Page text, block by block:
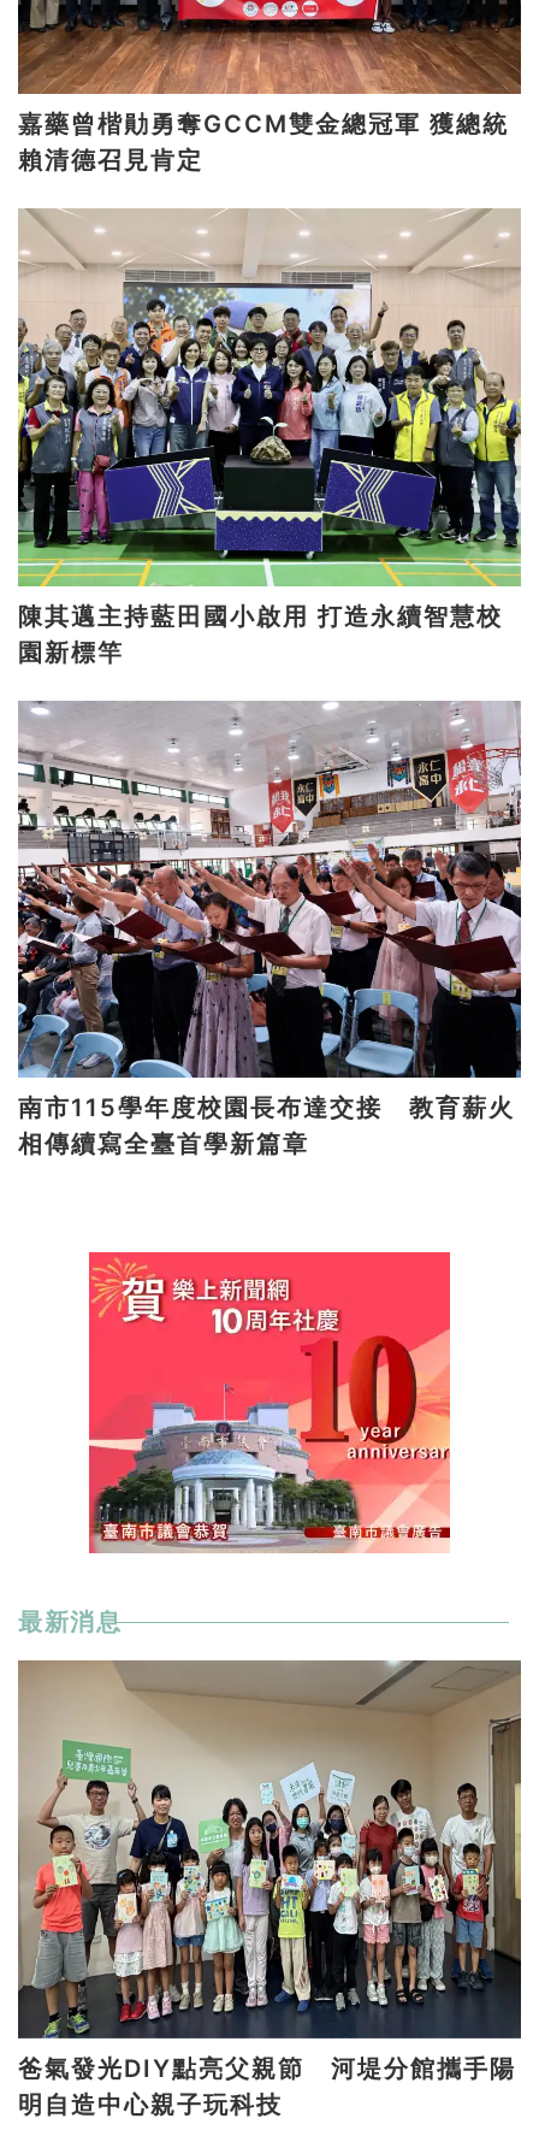
嘉藥曾楷勛勇奪GCCM雙金總冠軍 獲總統
賴清德召見肯定
陳其邁主持藍田國小啟用 打造永續智慧校
園新標竿
南市115學年度校園長布達交接 教育薪火
相傳續寫全臺首學新篇章
最新消息
爸氣發光DIY點亮父親節 河堤分館攜手陽
明自造中心親子玩科技